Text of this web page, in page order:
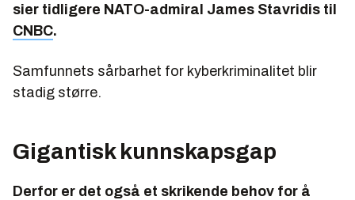
sier tidligere NATO-admiral James Stavridis til
CNBC.
Samfunnets sårbarhet for kyberkriminalitet blir
stadig større.
Gigantisk kunnskapsgap
Derfor er det også et skrikende behov for å